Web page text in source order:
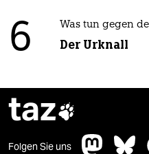
6 Was tun gegen
Der Urknall
taz
Folgen Sie uns